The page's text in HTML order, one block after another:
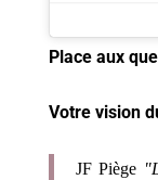
Place aux
Votre vision
JF Piège